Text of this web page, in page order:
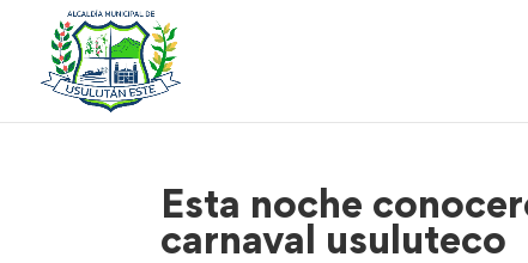
Esta noche
carnaval usuluteco